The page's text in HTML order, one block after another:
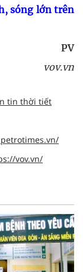
sóng lớn trên
PV
vov.vn
tin thời tiết
vov.vn/